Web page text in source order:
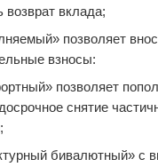
возврат вклада;
позволяет
взносы:
позволяет
снятие
бивалютный» с